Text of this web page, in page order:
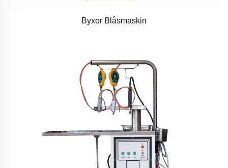
Byxor Blåsmaskin